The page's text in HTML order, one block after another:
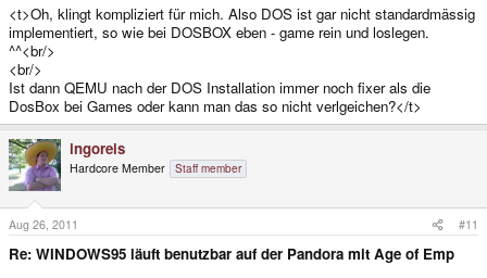
<t>Oh, klingt kompliziert für mich. Also DOS ist gar nicht standardmässig
implementiert, so wie bei DOSBOX eben - game rein und loslegen.
^^<br/>
<br/>
Ist dann QEMU nach der DOS Installation immer noch fixer als die
DosBox bei Games oder kann man das so nicht verlgeichen?</t>
ingoreis
Hardcore Member Staff member
Aug 26, 2011 #11
Re: WINDOWS95 läuft benutzbar auf der Pandora mit Age of Emp